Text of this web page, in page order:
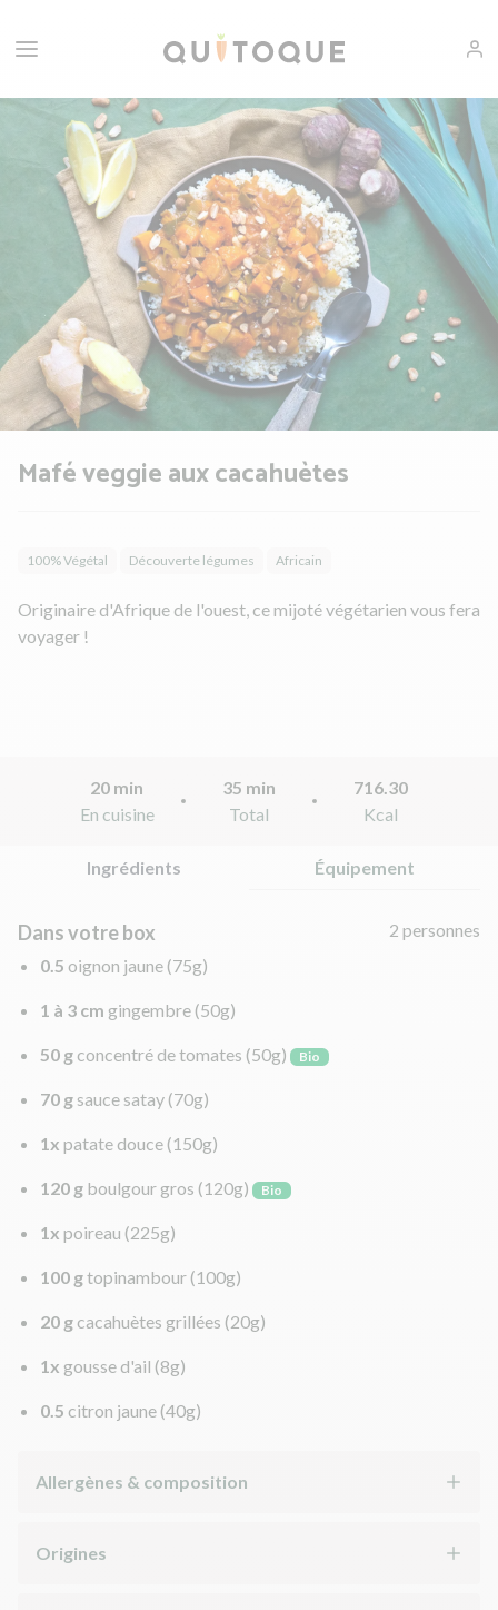
Mafé veggie aux cacahuètes
100% Végétal Découverte légumes Africain
Originaire d'Afrique de l'ouest, ce mijoté végétarien vous fera
voyager !
20 min
En cuisine
35 min
Total
716.30
Kcal
Ingrédients Équipement
Dans votre box
2 personnes
0.5 oignon jaune (75g)
1 à 3 cm gingembre (50g)
50 g concentré de tomates (50g) Bio
70 g sauce satay (70g)
1x patate douce (150g)
120 g boulgour gros (120g) Bio
1x poireau (225g)
100 gtopinambour (100g)
20 g cacahuètes grillées (20g)
1x gousse d'ail (8g)
0.5 citron jaune (40g)
Allergènes & composition
Origines